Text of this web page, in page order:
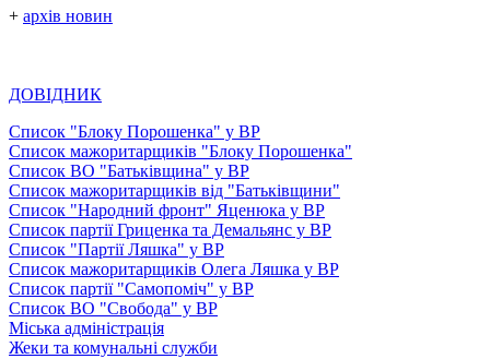
+ архів новин
ДОВІДНИК
Список "Блоку Порошенка" у ВР
Список мажоритарщиків "Блоку Порошенка"
Список ВО "Батьківщина" у ВР
Список мажоритарщиків від "Батьківщини"
Список "Народний фронт" Яценюка у ВР
Список партії Гриценка та Демальянс у ВР
Список "Партії Ляшка" у ВР
Список мажоритарщиків Олега Ляшка у ВР
Список партії "Самопоміч" у ВР
Список ВО "Свобода" у ВР
Міська адміністрація
Жеки та комунальні служби